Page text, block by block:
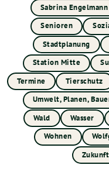
Sabrina Engelmann
Senioren
Stadtplanung
Station Mitte
Termine
Tierschutz
Umwelt, Planen,
Wald
Wasser
Wohnen